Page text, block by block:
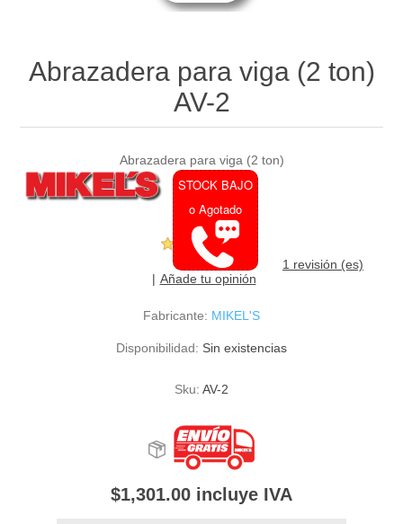
Abrazadera para viga (2 ton)
AV-2
Abrazadera para viga (2 ton)
STOCK BAJO
o Agotado
1 revisión (es)
Añade tu opinión
Fabricante: MIKEL'S
Disponibilidad: Sin existencias
Sku: AV-2
$1,301.00 incluye IVA